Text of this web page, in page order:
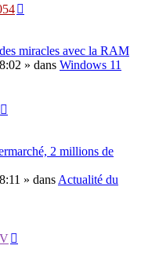
miracles avec la RAM
» dans Windows 11
2 millions de
» dans Actualité du